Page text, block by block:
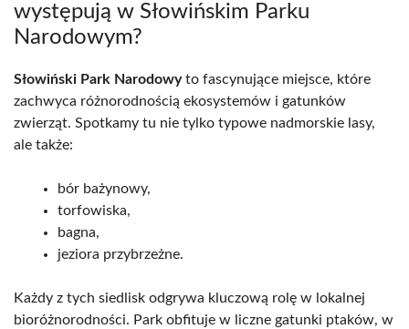
występują w Słowińskim Parku
Narodowym?
Słowiński Park Narodowyto fascynujące miejsce, które
zachwyca różnorodnością ekosystemów i gatunków
zwierząt. Spotkamy tu nie tylko typowe nadmorskie lasy,
ale także:
bór bażynowy,
torfowiska,
bagna,
jeziora przybrzeżne.
Każdy z tych siedlisk odgrywa kluczową rolę w lokalnej
bioróżnorodności. Park obfituje w liczne gatunki ptaków, w